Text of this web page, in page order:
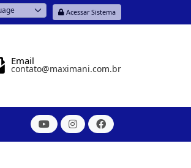
Acessar Sistema
Email
contato@maximani.com.br